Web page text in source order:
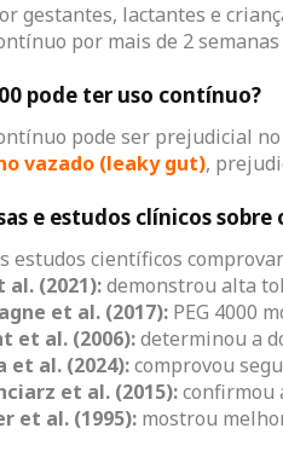
gestantes, lactantes e
por mais de 2
pode ter uso contínuo?
pode ser prejudicial
vazado (leaky gut),
e estudos clínicos sobre
estudos científicos
al. (2021):demonstrou alta
et al. (2017): PEG 4000
et al. (2006):determinou a
et al. (2024):comprovou
et al. (2015):confirmou
et al. (1995): mostrou